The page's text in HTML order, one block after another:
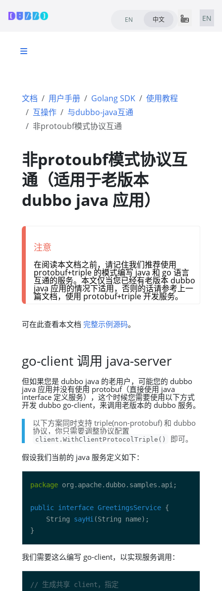
EN 中文 EN
文档 用户手册 Golang SDK
使用教程
互操作
与dubbo-java互通
非protoubf模式协议互通
非protoubf模式协议互
通（适用于老版本
dubbo java 应用）
注意
在阅读本文档之前，请记住我们推荐使用
protobuf+triple 的模式编写 java 和 go 语言
互通的服务。本文仅当您已经有老版本 dubbo
java 应用的情况下适用，否则的话请参考上一
篇文档，使用 protobuf+triple 开发服务。
可在此查看本文档 完整示例源码。
go-client 调用 java-server
但如果您是 dubbo java 的老用户，可能您的 dubbo
java 应用并没有使用 protobuf（直接使用 java
interface 定义服务），这个时候您需要使用以下方式
开发 dubbo go-client，来调用老版本的 dubbo 服务。
以下方案同时支持 triple(non-protobuf) 和 dubbo
协议，你只需要调整协议配置
client.WithClientProtocolTriple()
即可。
假设我们当前的 java 服务定义如下：
package
public interface GreetingsService
    String
sayHi
我们需要这么编写 go-client，以实现服务调用：
// 生成共享 client，指定